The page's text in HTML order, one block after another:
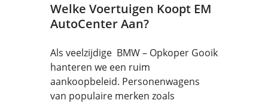
Welke Voertuigen Koopt EM
AutoCenter Aan?
Als veelzijdige BMW – Opkoper Gooik
hanteren we een ruim
aankoopbeleid. Personenwagens
van populaire merken zoals